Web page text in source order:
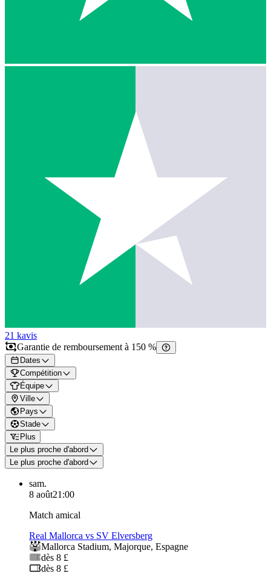
21 kavis
Garantie de remboursement à 150 %
Dates
Compétition
Équipe
Ville
Pays
Stade
Plus
Le plus proche d'abord
Le plus proche d'abord
sam.
8 août21:00
Match amical
Real Mallorca vs SV Elversberg
Mallorca Stadium, Majorque, Espagne
dès 8 £
dès 8 £